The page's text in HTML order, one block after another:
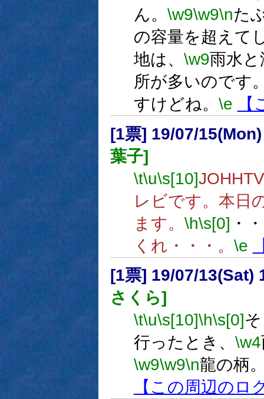
ん。 \w9\w9\nた
の容量を超えて
地は、 \w9雨水
所が多いのです
すけどね。 \e
[1票] 19/07/
葉子]
\t\u\s[10]
レビです。本日
ます。 \h\s[0] ・
くれ・・・。 \e
[1票] 19/07/13(Sat)
さくら]
\t\u\s[10]\h\s[0]
行ったとき、 \w4
\w9\w9\n龍の柄
【この周辺のロ